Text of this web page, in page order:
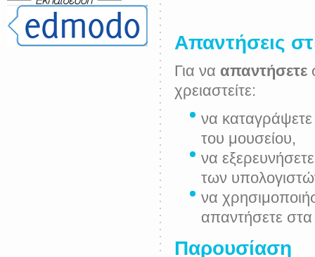
Απαντήσεις
Για να απαντήσετε
χρειαστείτε:
να καταγράψετε
του μουσείου,
να
των
να
απαντήσετε
Παρουσίαση